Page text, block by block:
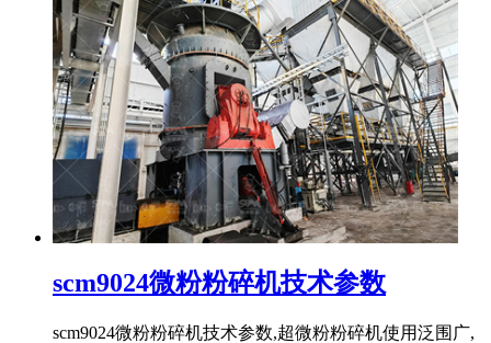
scm9024微粉粉碎机技术参数
scm9024微粉粉碎机技术参数,超微粉粉碎机使用泛围广,